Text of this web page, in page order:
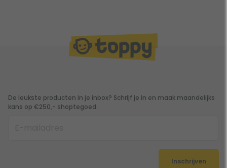
De leukste producten in je inbox? Schrijf je in en maak maandelijks
kans op €250,- shoptegoed.
Inschrijven